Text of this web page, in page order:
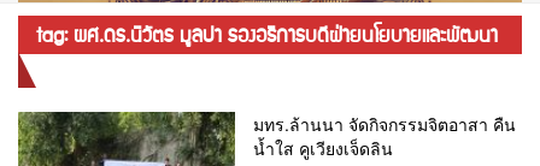
tag: ผศ.ดร.นิวัตร มูลปา รองอธิการบดีฝ่ายนโยบายและพัฒนา
มทร.ล้านนา จัดกิจกรรมจิตอาสา คืน
น้ำใส คูเวียงเจ็ดลิน